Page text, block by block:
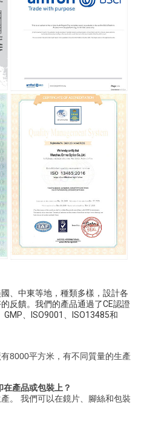
、中東等地，種類多樣，設計各
反饋。我們的產品通過了CE認證
GMP、ISO9001、ISO13485和
8000平方米，有不同質量的生產
產品或包裝上？
。 我們可以在鏡片、腳絲和包裝